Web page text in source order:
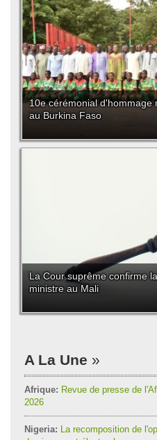
10e cérémonial d'hommage
au Burkina Faso
La Cour suprême confirme
ministre au Mali
A La Une
Afrique: Revue de presse de
2026
Nigeria: La recomposition de